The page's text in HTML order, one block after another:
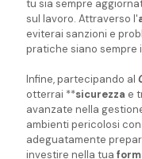
tu sia sempre
sul lavoro. Attraverso l'
eviterai sanzioni e
pratiche siano sempre
Infine, partecipando al
otterrai **sicurezza e
avanzate nella
ambienti pericolosi
adeguatamente
investire nella tua